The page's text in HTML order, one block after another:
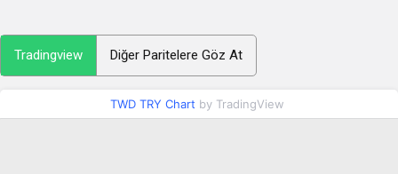
Tradingview Diğer Paritelere Göz At
TWD TRY Chart by TradingView